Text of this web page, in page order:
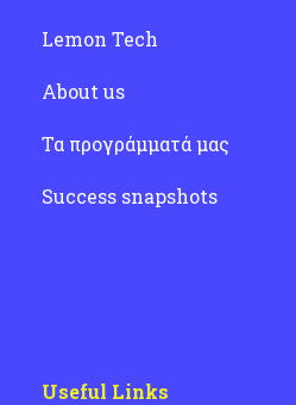
Lemon Tech
About us
Τα προγράμματά μας
Success snapshots
Useful Links